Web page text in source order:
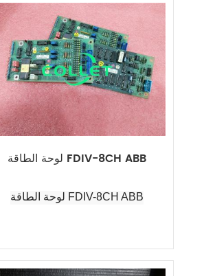
لوحة الطاقة FDIV-8CH ABB
لوحة الطاقة FDIV-8CH ABB